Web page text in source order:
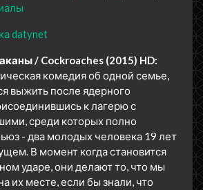
datynet
/ Cockroaches (2015) HD:
комедия об одной семье,
выжить после ядерного
к лагерю с
среди которых полно
- два молодых человека 19 лет
В момент когда становится
ударе, они делают то, что мы
их месте, если бы знали, что